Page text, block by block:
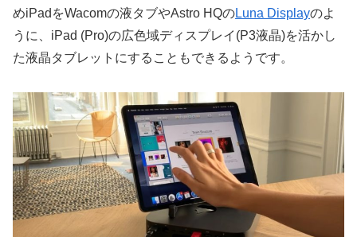
めiPadをWacomの液タブやAstro HQのLuna Displayのよ
うに、iPad (Pro)の広色域ディスプレイ(P3液晶)を活かし
た液晶タブレットにすることもできるようです。